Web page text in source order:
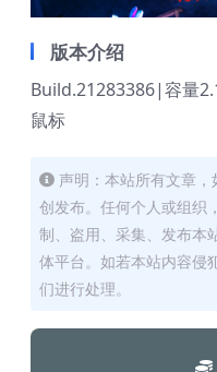
版本介绍
Build.21283386|容量
鼠标
声明：本站所有文章
创发布。任何个人或组织
制、盗用、采集、发布本
体平台。如若本站内容侵
们进行处理。